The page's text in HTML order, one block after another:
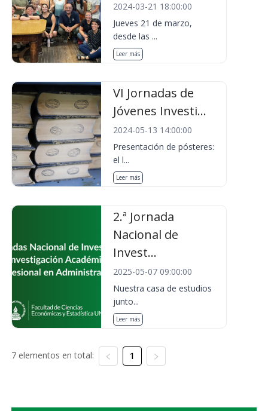
2024-03-21 18:00:00
Jueves 21 de marzo,
desde las ...
Leer más
VI Jornadas de
Jóvenes Investi...
2024-05-13 14:00:00
Presentación de pósteres:
el l...
Leer más
2.ª Jornada
Nacional de
Invest...
2025-05-07 09:00:00
Nuestra casa de estudios
junto...
Leer más
7 elementos en total: 1